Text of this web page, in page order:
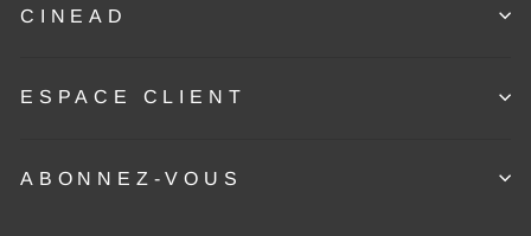
CINEAD
ESPACE CLIENT
ABONNEZ-VOUS